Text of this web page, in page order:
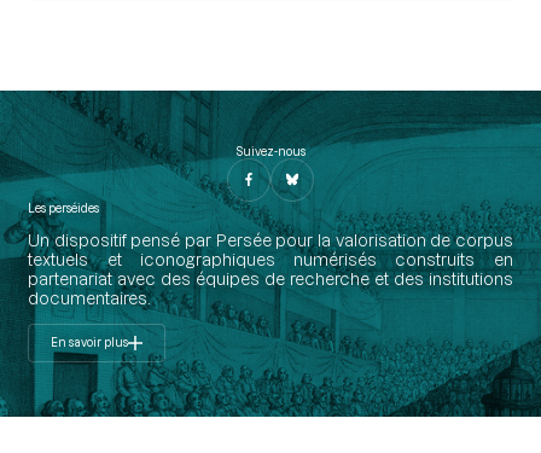
Suivez-nous
Les perséides
Un dispositif pensé par Persée pour la valorisation de corpus
textuels et iconographiques numérisés construits en
partenariat avec des équipes de recherche et des institutions
documentaires.
En savoir plus